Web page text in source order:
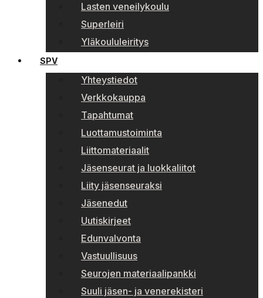
Lasten veneilykoulu
Superleiri
Yläkoululeiritys
SPV
Yhteystiedot
Verkkokauppa
Tapahtumat
Luottamustoiminta
Liittomateriaalit
Jäsenseurat ja luokkaliitot
Liity jäsenseuraksi
Jäsenedut
Uutiskirjeet
Edunvalvonta
Vastuullisuus
Seurojen materiaalipankki
Suuli jäsen- ja venerekisteri